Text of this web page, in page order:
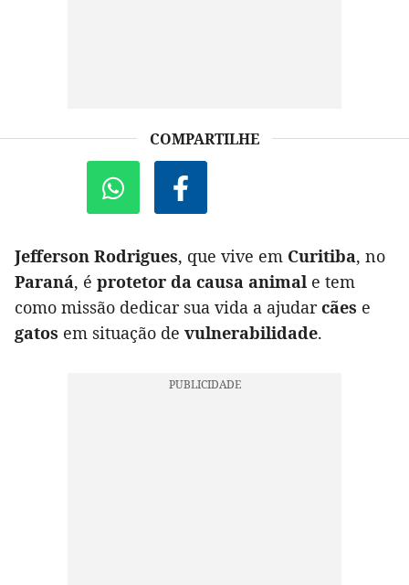
COMPARTILHE
Jefferson Rodrigues, que vive em Curitiba, no
Paraná, é protetor da causa animal e tem
como missão dedicar sua vida a ajudarcães e
gatos em situação de vulnerabilidade.